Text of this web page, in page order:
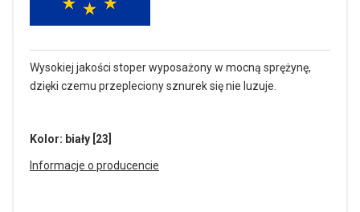
Wysokiej jakości stoper wyposażony w mocną sprężynę,
dzięki czemu przepleciony sznurek się nie luzuje.
Kolor: biały [23]
Informacje o producencie